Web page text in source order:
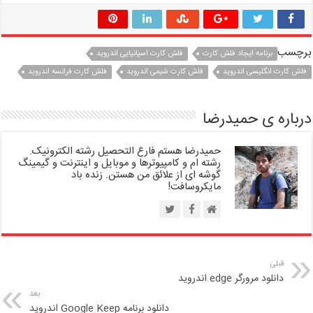
برچسب برنامه ایجاد فلش کارت
فلش کارت اسپانیایی اندروید
فلش کارت انگلیسی اندروید
فلش کارت شیمی اندروید فلش کارت فرانسه اندروید
درباره ی حمیدرضا
حمیدرضا هستم فارغ التحصیل رشته الکترونیک.
رشته ام و کامپیوترها و موبایل و اینترنت و گیمینگ
گوشه ای از علائق من هستن. زنده باد
مایکروسافت!
قبلی
دانلود مرورگر edge اندروید
بعد
دانلود برنامه Google Keep اندروید